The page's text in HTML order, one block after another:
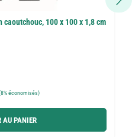
100 x 100 x 1,8 cm
8%économisés)
AU PANIER